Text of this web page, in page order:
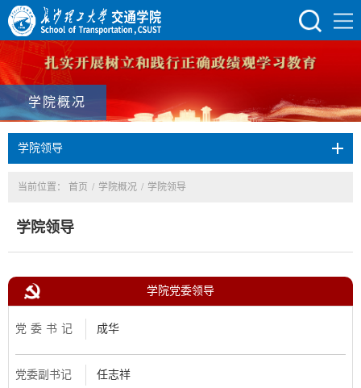
学院概况
学院领导
当前位置： 首页 / 学院概况 / 学院领导
学院领导
学院党委领导
党委书记 成华
党委副书记 任志祥